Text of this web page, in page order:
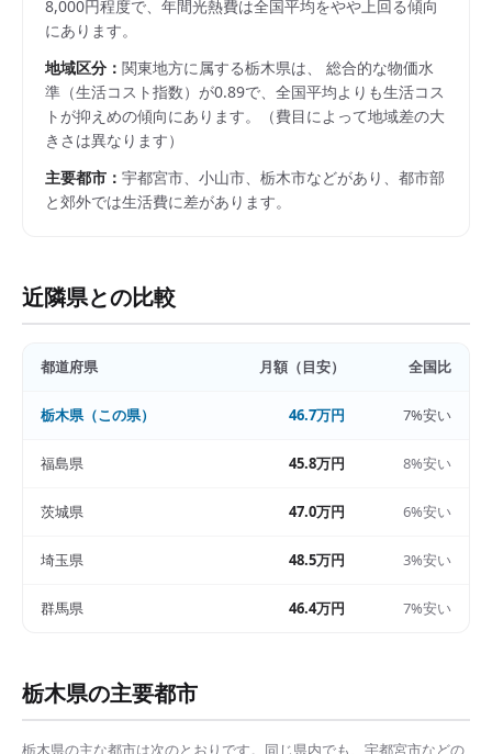
8,000円程度で、年間光熱費は全国平均をやや上回る傾向
にあります。
地域区分： 関東地方に属する栃木県は、 総合的な物価水
準（生活コスト指数）が0.89で、 全国平均よりも生活コス
トが抑えめの傾向にあります。
（費目によって地域差の大
きさは異なります）
主要都市： 宇都宮市、小山市、栃木市などがあり、都市部
と郊外では生活費に差があります。
近隣県との比較
都道府県 月額（目安） 全国比
栃木県（この県） 46.7万円 7%安い
福島県 45.8万円 8%安い
茨城県 47.0万円 6%安い
埼玉県 48.5万円 3%安い
群馬県 46.4万円 7%安い
栃木県の主要都市
栃木県の主な都市は次のとおりです。同じ県内でも、 宇都宮市などの